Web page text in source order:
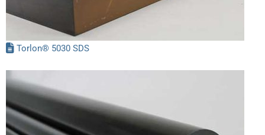
Torlon® 5030 SDS